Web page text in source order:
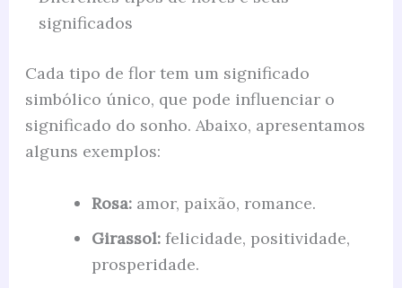
significados
Cada tipo de flor tem um significado
simbólico único, que pode influenciar o
significado do sonho. Abaixo, apresentamos
alguns exemplos:
Rosa:amor, paixão, romance.
Girassol:felicidade, positividade,
prosperidade.